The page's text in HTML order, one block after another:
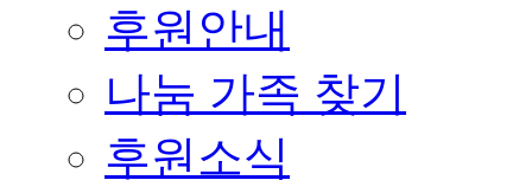
후원안내
나눔 가족 찾기
후원소식